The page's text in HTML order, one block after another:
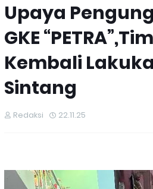
Upaya
GKE
Kembali
Sintang
Redaksi 22.11.25